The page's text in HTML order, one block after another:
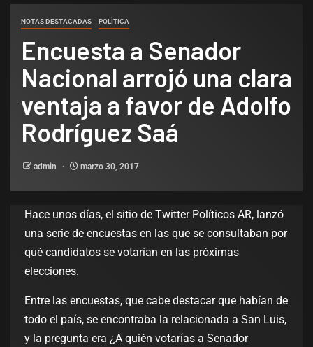
NOTAS DESTACADAS POLÌTICA
Encuesta a Senador
Nacional arrojó una clara
ventaja a favor de Adolfo
Rodríguez Saá
admin marzo 30, 2017
Hace unos días, el sitio de Twitter Políticos AR, lanzó
una serie de encuestas en las que se consultaban por
qué candidatos se votarían en las próximas
elecciones.
Entre las encuestas, que cabe destacar que habían de
todo el país, se encontraba la relacionada a San Luis,
y la pregunta era ¿A quién votarías a Senador